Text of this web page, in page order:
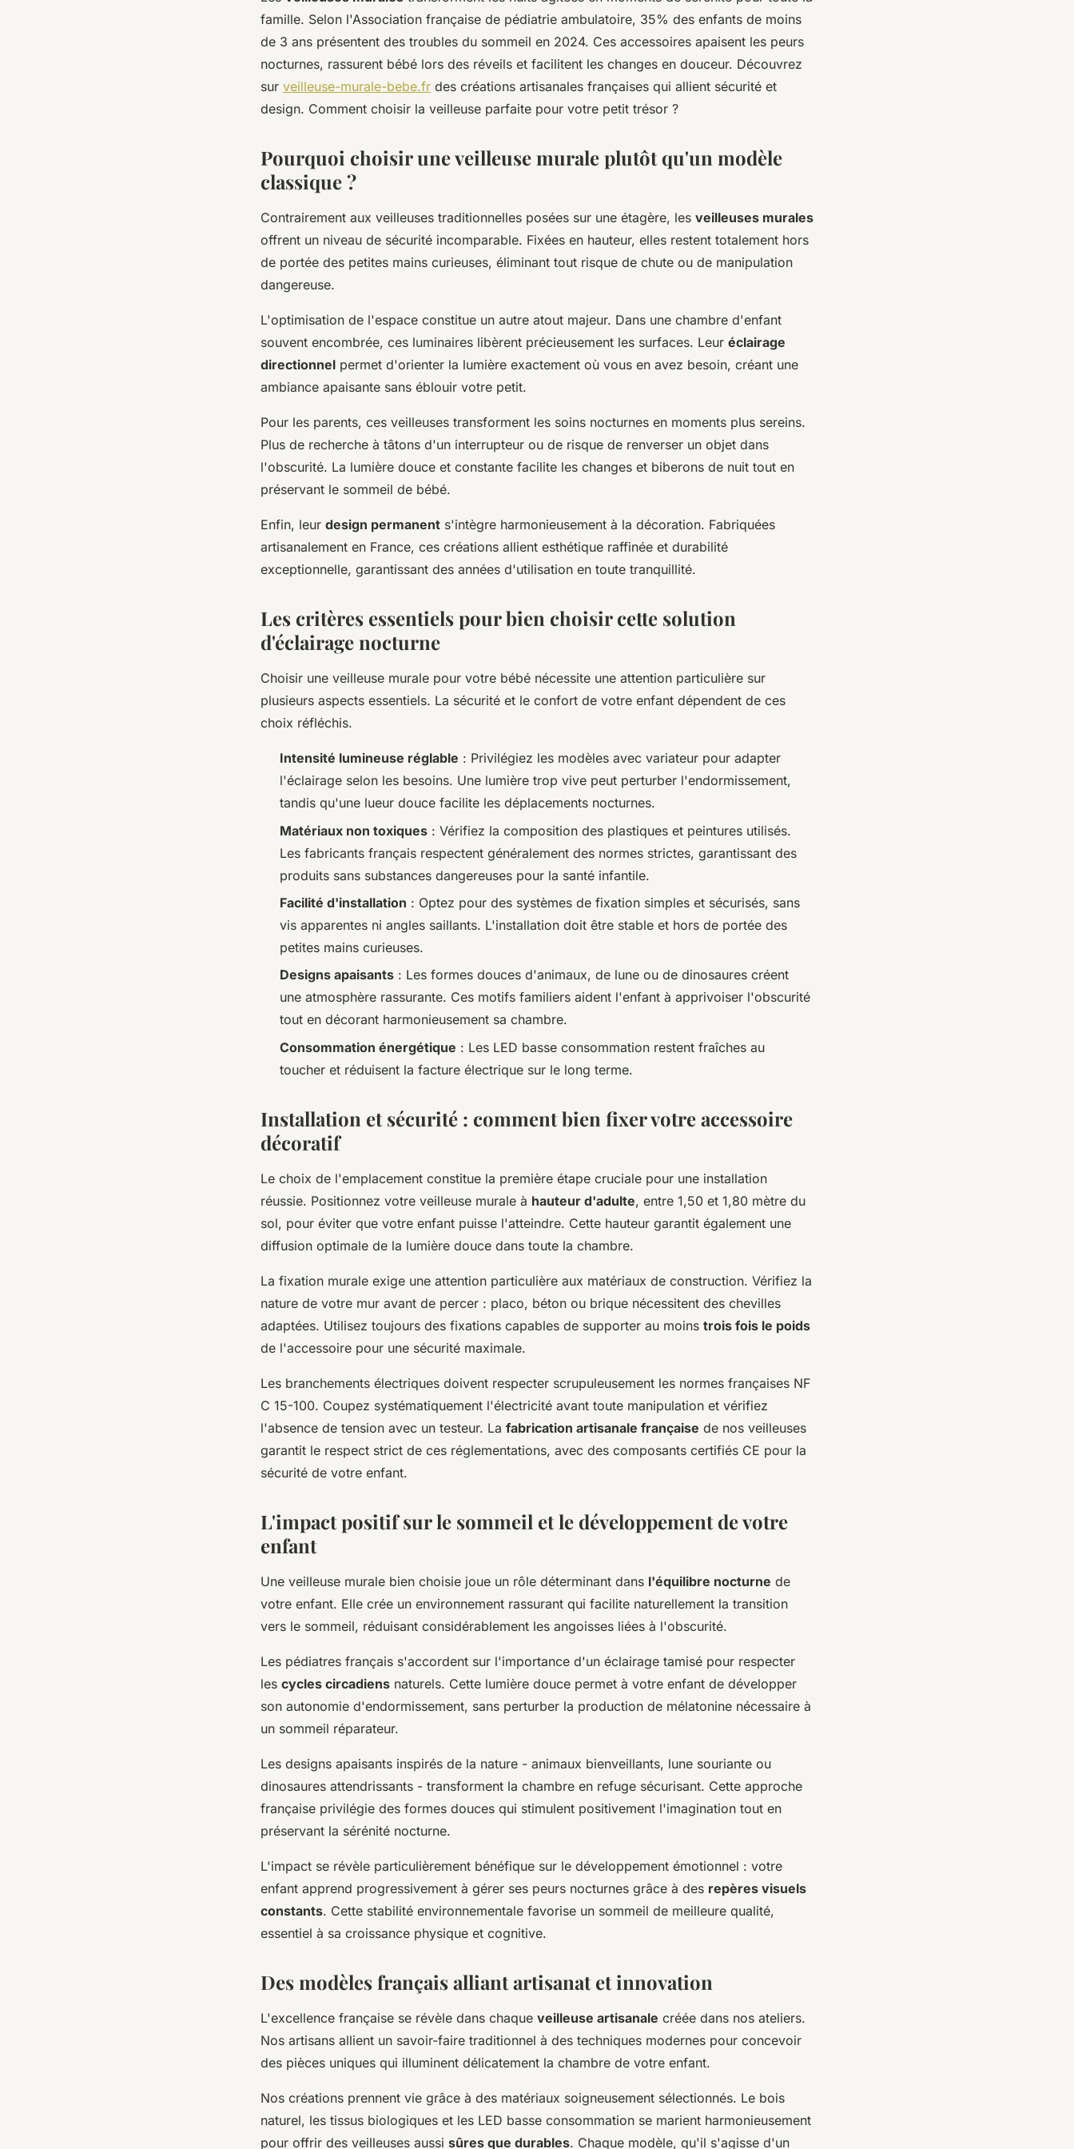
famille. Selon l'Association française de pédiatrie ambulatoire, 35% des enfants de moins
de 3 ans présentent des troubles du sommeil en 2024. Ces accessoires apaisent les peurs
nocturnes, rassurent bébé lors des réveils et facilitent les changes en douceur. Découvrez
sur veilleuse-murale-bebe.fr des créations artisanales françaises qui allient sécurité et
design. Comment choisir la veilleuse parfaite pour votre petit trésor ?
Pourquoi choisir une veilleuse murale plutôt qu'un modèle
classique ?
Contrairement aux veilleuses traditionnelles posées sur une étagère, les veilleuses murales
offrent un niveau de sécurité incomparable. Fixées en hauteur, elles restent totalement hors
de portée des petites mains curieuses, éliminant tout risque de chute ou de manipulation
dangereuse.
L'optimisation de l'espace constitue un autre atout majeur. Dans une chambre d'enfant
souvent encombrée, ces luminaires libèrent précieusement les surfaces. Leur éclairage
directionnel permet d'orienter la lumière exactement où vous en avez besoin, créant une
ambiance apaisante sans éblouir votre petit.
Pour les parents, ces veilleuses transforment les soins nocturnes en moments plus sereins.
Plus de recherche à tâtons d'un interrupteur ou de risque de renverser un objet dans
l'obscurité. La lumière douce et constante facilite les changes et biberons de nuit tout en
préservant le sommeil de bébé.
Enfin, leur design permanent s'intègre harmonieusement à la décoration. Fabriquées
artisanalement en France, ces créations allient esthétique raffinée et durabilité
exceptionnelle, garantissant des années d'utilisation en toute tranquillité.
Les critères essentiels pour bien choisir cette solution
d'éclairage nocturne
Choisir une veilleuse murale pour votre bébé nécessite une attention particulière sur
plusieurs aspects essentiels. La sécurité et le confort de votre enfant dépendent de ces
choix réfléchis.
Intensité lumineuse réglable : Privilégiez les modèles avec variateur pour adapter
l'éclairage selon les besoins. Une lumière trop vive peut perturber l'endormissement,
tandis qu'une lueur douce facilite les déplacements nocturnes.
Matériaux non toxiques : Vérifiez la composition des plastiques et peintures utilisés.
Les fabricants français respectent généralement des normes strictes, garantissant des
produits sans substances dangereuses pour la santé infantile.
Facilité d'installation : Optez pour des systèmes de fixation simples et sécurisés, sans
vis apparentes ni angles saillants. L'installation doit être stable et hors de portée des
petites mains curieuses.
Designs apaisants : Les formes douces d'animaux, de lune ou de dinosaures créent
une atmosphère rassurante. Ces motifs familiers aident l'enfant à apprivoiser l'obscurité
tout en décorant harmonieusement sa chambre.
Consommation énergétique : Les LED basse consommation restent fraîches au
toucher et réduisent la facture électrique sur le long terme.
Installation et sécurité : comment bien fixer votre accessoire
décoratif
Le choix de l'emplacement constitue la première étape cruciale pour une installation
réussie. Positionnez votre veilleuse murale à hauteur d'adulte, entre 1,50 et 1,80 mètre du
sol, pour éviter que votre enfant puisse l'atteindre. Cette hauteur garantit également une
diffusion optimale de la lumière douce dans toute la chambre.
La fixation murale exige une attention particulière aux matériaux de construction. Vérifiez la
nature de votre mur avant de percer : placo, béton ou brique nécessitent des chevilles
adaptées. Utilisez toujours des fixations capables de supporter au moins trois fois le poids
de l'accessoire pour une sécurité maximale.
Les branchements électriques doivent respecter scrupuleusement les normes françaises NF
C 15-100. Coupez systématiquement l'électricité avant toute manipulation et vérifiez
l'absence de tension avec un testeur. La fabrication artisanale française de nos veilleuses
garantit le respect strict de ces réglementations, avec des composants certifiés CE pour la
sécurité de votre enfant.
L'impact positif sur le sommeil et le développement de votre
enfant
Une veilleuse murale bien choisie joue un rôle déterminant dans l'équilibre nocturne de
votre enfant. Elle crée un environnement rassurant qui facilite naturellement la transition
vers le sommeil, réduisant considérablement les angoisses liées à l'obscurité.
Les pédiatres français s'accordent sur l'importance d'un éclairage tamisé pour respecter
les cycles circadiens naturels. Cette lumière douce permet à votre enfant de développer
son autonomie d'endormissement, sans perturber la production de mélatonine nécessaire à
un sommeil réparateur.
Les designs apaisants inspirés de la nature - animaux bienveillants, lune souriante ou
dinosaures attendrissants - transforment la chambre en refuge sécurisant. Cette approche
française privilégie des formes douces qui stimulent positivement l'imagination tout en
préservant la sérénité nocturne.
L'impact se révèle particulièrement bénéfique sur le développement émotionnel : votre
enfant apprend progressivement à gérer ses peurs nocturnes grâce à des repères visuels
constants. Cette stabilité environnementale favorise un sommeil de meilleure qualité,
essentiel à sa croissance physique et cognitive.
Des modèles français alliant artisanat et innovation
L'excellence française se révèle dans chaque veilleuse artisanale créée dans nos ateliers.
Nos artisans allient un savoir-faire traditionnel à des techniques modernes pour concevoir
des pièces uniques qui illuminent délicatement la chambre de votre enfant.
Nos créations prennent vie grâce à des matériaux soigneusement sélectionnés. Le bois
naturel, les tissus biologiques et les LED basse consommation se marient harmonieusement
pour offrir des veilleuses aussi sûres que durables. Chaque modèle, qu'il s'agisse d'un